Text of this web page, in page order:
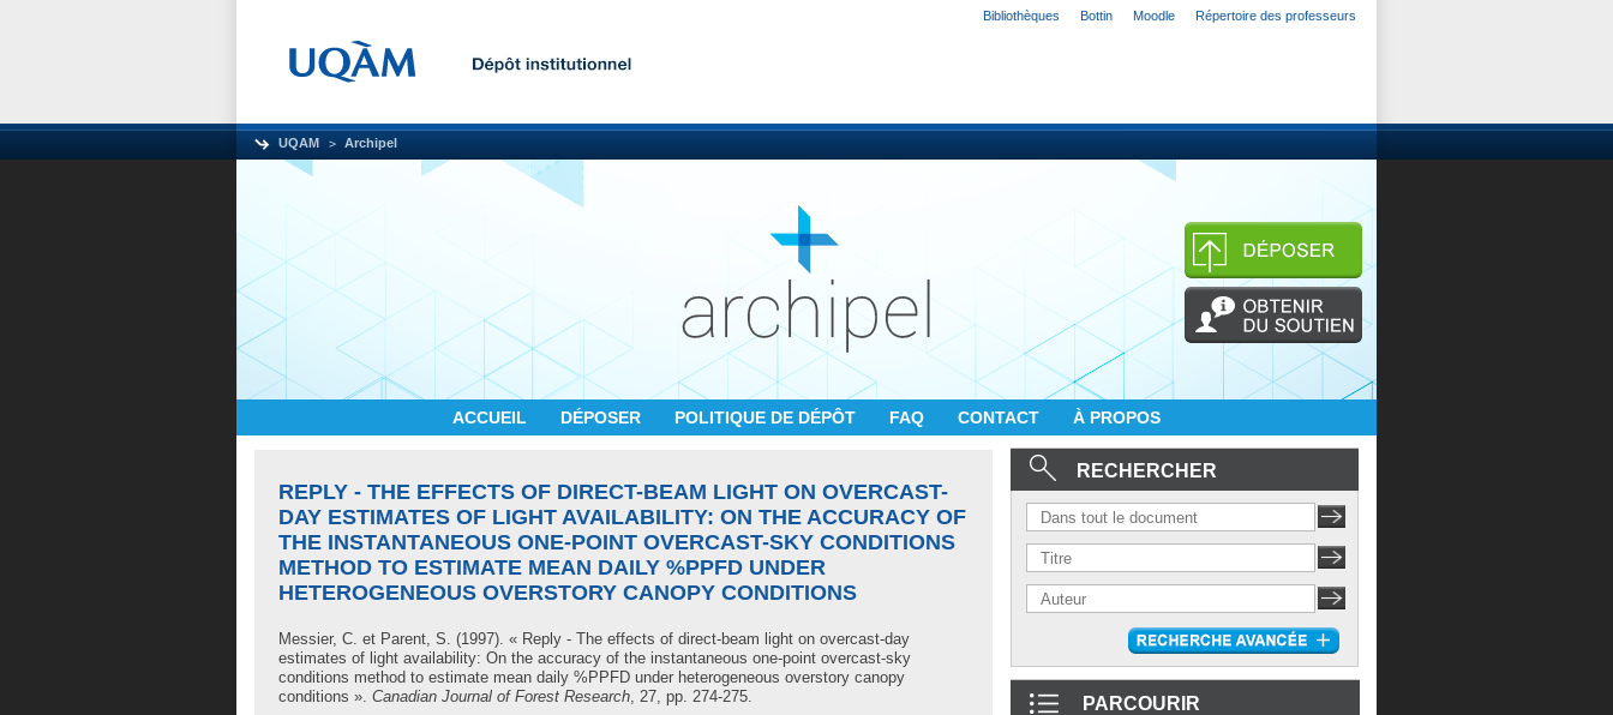
Bibliothèques Bottin Moodle Répertoire des professeurs
UQAM Archipel
ACCUEIL DÉPOSER POLITIQUE DE DÉPÔT FAQ CONTACT À PROPOS
REPLY - THE EFFECTS OF DIRECT-BEAM LIGHT ON OVERCAST-
DAY ESTIMATES OF LIGHT AVAILABILITY: ON THE ACCURACY OF
THE INSTANTANEOUS ONE-POINT OVERCAST-SKY CONDITIONS
METHOD TO ESTIMATE MEAN DAILY %PPFD UNDER
HETEROGENEOUS OVERSTORY CANOPY CONDITIONS
Messier, C. et Parent, S. (1997). « Reply - The effects of direct-beam light on overcast-day
estimates of light availability: On the accuracy of the instantaneous one-point overcast-sky
conditions method to estimate mean daily %PPFD under heterogeneous overstory canopy
conditions ». Canadian Journal of Forest Research, 27, pp. 274-275.
RECHERCHER
PARCOURIR